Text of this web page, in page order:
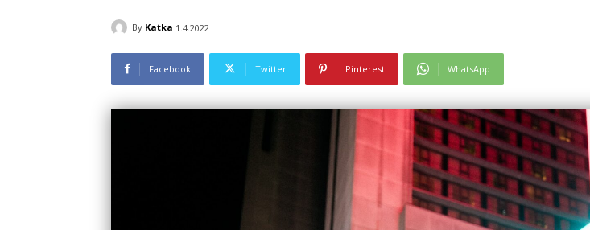
By Katka 1.4.2022
Facebook Twitter Pinterest WhatsApp